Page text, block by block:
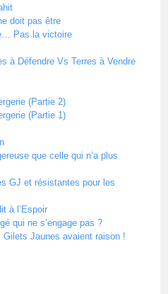
doit pas être
Pas la victoire
à Défendre Vs Terres à Vendre
(Partie 2)
(Partie 1)
que celle qui n’a plus
GJ et résistantes pour les
à l’Espoir
qui ne s’engage pas ?
Jaunes avaient raison !